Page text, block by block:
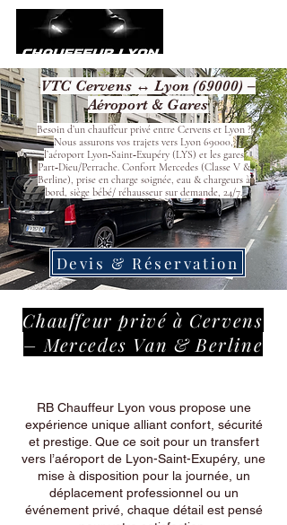
VTC Cervens ↔ Lyon (69000) –
Aéroport & Gares
Besoin d’un chauffeur privé entre Cervens et Lyon ?
Nous assurons vos trajets vers Lyon 69000,
l’aéroport Lyon‑Saint‑Exupéry (LYS) et les gares
Part‑Dieu/Perrache. Confort Mercedes (Classe V &
Berline), prise en charge soignée, eau & chargeurs à
bord, siège bébé/ réhausseur sur demande, 24/7.
Devis & Réservation
Chauffeur privé à Cervens
– Mercedes Van & Berline
RB Chauffeur Lyon vous propose une
expérience unique alliant confort, sécurité
et prestige. Que ce soit pour un transfert
vers l’aéroport de Lyon-Saint-Exupéry, une
mise à disposition pour la journée, un
déplacement professionnel ou un
événement privé, chaque détail est pensé